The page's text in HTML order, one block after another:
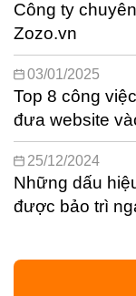
Công ty
Zozo.vn
03/01/2025
Top 8 công
đưa website
25/12/2024
Những dấu
được bảo trì